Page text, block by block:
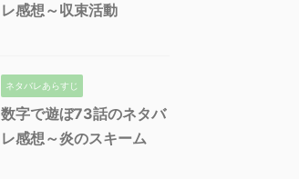
レ感想～収束活動
ネタバレあらすじ
数字で遊ぼ73話のネタバ
レ感想～炎のスキーム